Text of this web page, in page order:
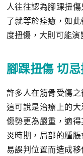
人往往認為腳踝扭
了就等於痊癒，如
度扭傷，大則可能演
腳踝扭傷 切
許多人在筋骨受傷
這可說是治療上的
傷勢更為嚴重，適
炎時期，局部的腫
易誤判位置而造成